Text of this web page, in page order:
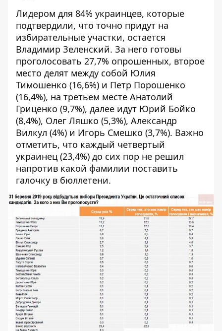
Лидером для 84% украинцев, которые
подтвердили, что точно придут на
избирательные участки, остается
Владимир Зеленский. За него готовы
проголосовать 27,7% опрошенных, второе
место делят между собой Юлия
Тимошенко (16,6%) и Петр Порошенко
(16,4%), на третьем месте Анатолий
Гриценко (9,7%), далее идут Юрий Бойко
(8,4%), Олег Ляшко (5,3%), Александр
Вилкул (4%) и Игорь Смешко (3,7%). Важно
отметить, что каждый четвертый
украинец (23,4%) до сих пор не решил
напротив какой фамилии поставить
галочку в бюллетени.